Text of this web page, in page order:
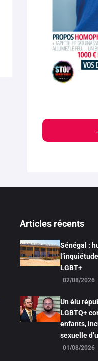
Articles récents
Sénégal :
LGBT+
02/08/2026
Un élu
LGBTQ+
enfants,
sexuelle
01/08/2026